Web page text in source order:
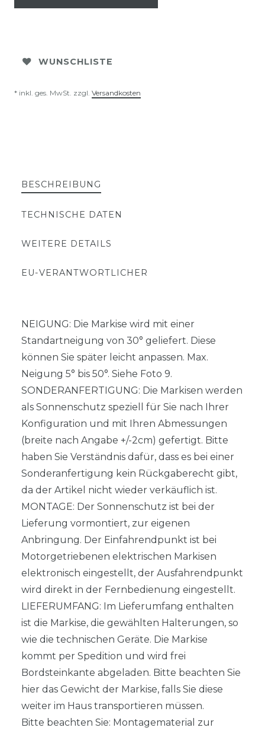
WUNSCHLISTE
* inkl. ges. MwSt. zzgl. Versandkosten
BESCHREIBUNG
TECHNISCHE DATEN
WEITERE DETAILS
EU-VERANTWORTLICHER
NEIGUNG: Die Markise wird mit einer
Standartneigung von 30° geliefert. Diese
können Sie später leicht anpassen. Max.
Neigung 5° bis 50°. Siehe Foto 9.
SONDERANFERTIGUNG: Die Markisen werden
als Sonnenschutz speziell für Sie nach Ihrer
Konfiguration und mit Ihren Abmessungen
(breite nach Angabe +/-2cm) gefertigt. Bitte
haben Sie Verständnis dafür, dass es bei einer
Sonderanfertigung kein Rückgaberecht gibt,
da der Artikel nicht wieder verkäuflich ist.
MONTAGE: Der Sonnenschutz ist bei der
Lieferung vormontiert, zur eigenen
Anbringung. Der Einfahrendpunkt ist bei
Motorgetriebenen elektrischen Markisen
elektronisch eingestellt, der Ausfahrendpunkt
wird direkt in der Fernbedienung eingestellt.
LIEFERUMFANG: Im Lieferumfang enthalten
ist die Markise, die gewählten Halterungen, so
wie die technischen Geräte. Die Markise
kommt per Spedition und wird frei
Bordsteinkante abgeladen. Bitte beachten Sie
hier das Gewicht der Markise, falls Sie diese
weiter im Haus transportieren müssen.
Bitte beachten Sie: Montagematerial zur